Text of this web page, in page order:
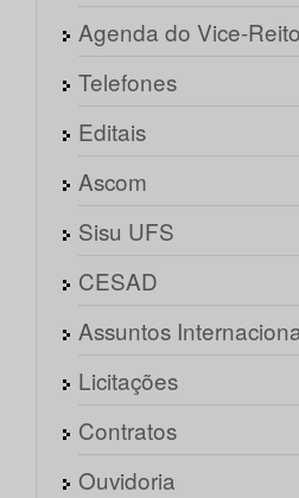
Agenda do Vice-
Telefones
Editais
Ascom
Sisu UFS
CESAD
Assuntos
Licitações
Contratos
Ouvidoria